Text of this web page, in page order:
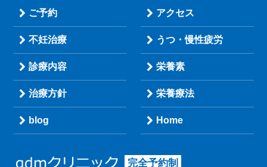
ご予約 アクセス
不妊治療 うつ・慢性疲労
診療内容 栄養素
治療方針 栄養療法
blog Home
完全予約制